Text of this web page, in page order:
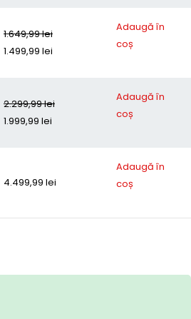
1.649,99lei
1.499,99 lei
Adaugă în
coș
2.299,99lei
1.999,99 lei
Adaugă în
coș
4.499,99 lei
Adaugă în
coș